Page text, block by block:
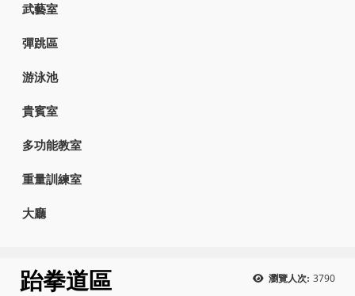
武藝室
彈跳區
游泳池
貴賓室
多功能教室
重量訓練室
大廳
瀏覽人次: 3790
跆拳道區